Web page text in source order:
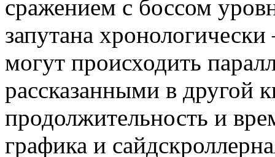
сражением с боссом
запутана
могут происходить
рассказанными в другой
продолжительность и
графика и